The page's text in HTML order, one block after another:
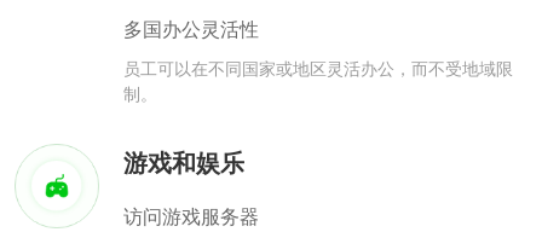
多国办公灵活性
员工可以在不同国家或地区灵活办公，而不受地域限
制。
游戏和娱乐
访问游戏服务器